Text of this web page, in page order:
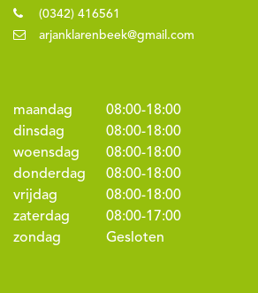
(0342) 416561
arjanklarenbeek@gmail.com
maandag 08:00-18:00
dinsdag
08:00-18:00
woensdag
08:00-18:00
donderdag
08:00-18:00
vrijdag
08:00-18:00
zaterdag
08:00-17:00
zondag
Gesloten